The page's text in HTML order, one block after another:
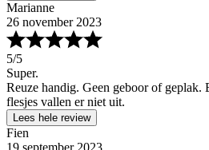
Marianne
26 november 2023
5/5
Super.
Reuze handig. Geen geboor of geplak.
flesjes vallen er niet uit.
Lees hele review
Fien